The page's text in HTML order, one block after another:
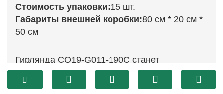
Стоимость упаковки:15 шт.
Габариты внешней коробки:80 см * 20 см *
50 см
Гирлянда CQ19-G011-190C станет
потрясающим дополнением к вашему
праздничному декору.